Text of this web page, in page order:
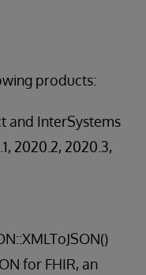
products:
and InterSystems
2020.2, 2020.3,
for FHIR, an